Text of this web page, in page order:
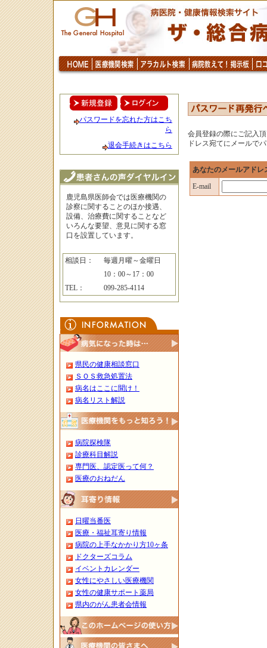
パスワードを忘れた方はこち
ら
退会手続きはこちら
鹿児島県医師会では医療機関の
診察に関することのほか接遇、
設備、治療費に関することなど
いろんな要望、意見に関する窓
口を設置しています。
相談日：
毎週月曜～金曜日
10：00～17：00
TEL：
099-285-4114
県民の健康相談窓口
ＳＯＳ救急処置法
病名はここに聞け！
病名リスト解説
病院探検隊
診療科目解説
専門医、認定医って何？
医療のおねだん
日曜当番医
医療・福祉耳寄り情報
病院の上手なかかり方10ヶ条
ドクターズコラム
イベントカレンダー
女性にやさしい医療機関
女性の健康サポート薬局
県内のがん患者会情報
会員登録の際にご記入
ドレス宛てにメールで
あなたのメールアドレ
E-mail